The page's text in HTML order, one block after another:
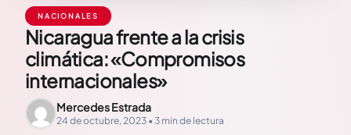
NACIONALES
Nicaragua frente a la crisis
climática: «Compromisos
internacionales»
Mercedes Estrada
24 de octubre, 2023 • 3 min de lectura